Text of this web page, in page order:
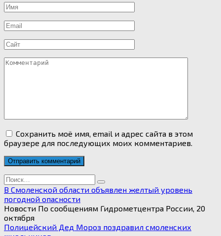
Имя
*
Email
*
Сайт
Комментарий
Сохранить моё имя, email и адрес сайта в этом
браузере для последующих моих комментариев.
Search
for:
В Смоленской области объявлен желтый уровень
погодной опасности
Новости По сообщениям Гидрометцентра России, 20
октября
Полицейский Дед Мороз поздравил смоленских